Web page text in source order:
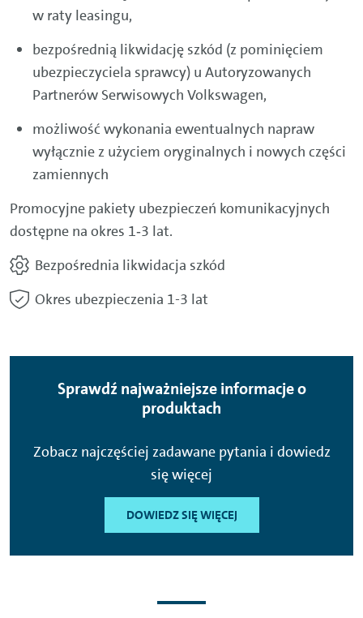
w raty leasingu,
bezpośrednią likwidację szkód (z pominięciem
ubezpieczyciela sprawcy) u Autoryzowanych
Partnerów Serwisowych Volkswagen,
możliwość wykonania ewentualnych napraw
wyłącznie z użyciem oryginalnych i nowych części
zamiennych
Promocyjne pakiety ubezpieczeń komunikacyjnych
dostępne na okres 1‑3 lat.
Bezpośrednia likwidacja szkód
Okres ubezpieczenia 1-3 lat
Sprawdź najważniejsze informacje o
produktach
Zobacz najczęściej zadawane pytania i dowiedz
się więcej
DOWIEDZ SIĘ WIĘCEJ